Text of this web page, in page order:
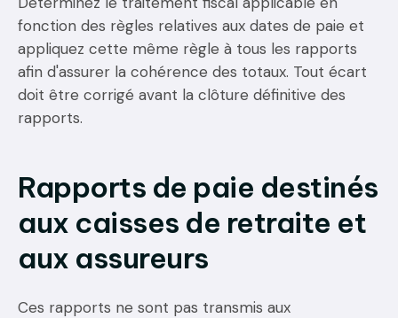
fonction des règles relatives aux dates de paie et
appliquez cette même règle à tous les rapports
afin d'assurer la cohérence des totaux. Tout écart
doit être corrigé avant la clôture définitive des
rapports.
Rapports de paie destinés
aux caisses de retraite et
aux assureurs
Ces rapports ne sont pas transmis aux